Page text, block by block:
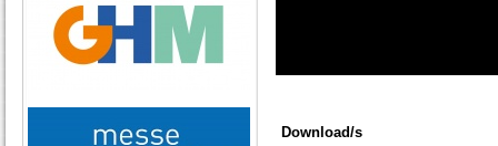
0Download/s